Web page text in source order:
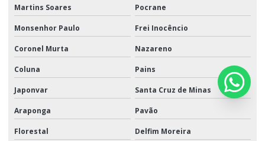
Martins Soares Pocrane
Monsenhor Paulo Frei Inocêncio
Coronel Murta Nazareno
Coluna Pains
Japonvar Santa Cruz de Minas
Araponga Pavão
Florestal Delfim Moreira